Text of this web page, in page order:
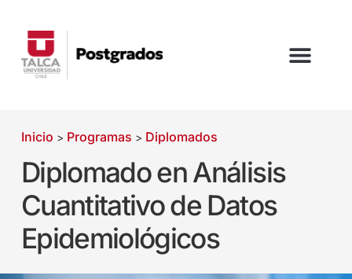
Inicio > Programas > Diplomados
Diplomado en Análisis
Cuantitativo de Datos
Epidemiológicos